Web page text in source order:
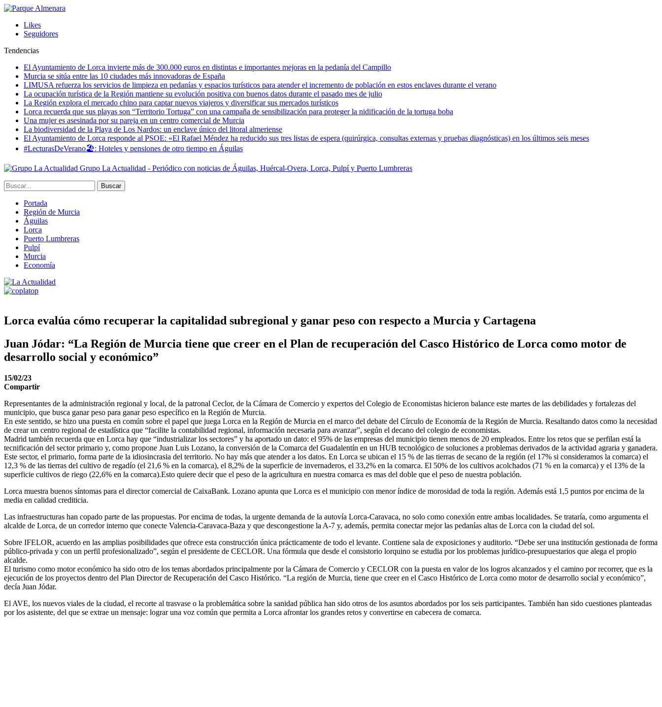
Likes
Seguidores
Tendencias
El Ayuntamiento de Lorca invierte más de 300.000 euros en distintas e importantes mejoras en la pedanía del Campillo
Murcia se sitúa entre las 10 ciudades más innovadoras de España
LIMUSA refuerza los servicios de limpieza en pedanías y espacios turísticos para atender el incremento de población en estos enclaves durante el verano
La ocupación turística de la Región mantiene su evolución positiva con buenos datos durante el pasado mes de julio
La Región explora el mercado chino para captar nuevos viajeros y diversificar sus mercados turísticos
Lorca recuerda que sus playas son “Territorio Tortuga” con una campaña de sensibilización para proteger la nidificación de la tortuga boba
Una mujer es asesinada por su pareja en un centro comercial de Murcia
La biodiversidad de la Playa de Los Nardos: un enclave único del litoral almeriense
El Ayuntamiento de Lorca responde al PSOE: «El Rafael Méndez ha reducido sus tres listas de espera (quirúrgica, consultas externas y pruebas diagnósticas) en los últimos seis meses
#LecturasDeVerano🏖: Hoteles y pensiones de otro tiempo en Águilas
Grupo La Actualidad - Periódico con noticias de Águilas, Huércal-Overa, Lorca, Pulpí y Puerto Lumbreras
Portada
Región de Murcia
Águilas
Lorca
Puerto Lumbreras
Pulpí
Murcia
Economía
Lorca evalúa cómo recuperar la capitalidad subregional y ganar peso con respecto a Murcia y Cartagena
Juan Jódar: “La Región de Murcia tiene que creer en el Plan de recuperación del Casco Histórico de Lorca como motor de
desarrollo social y económico”
15/02/23
Compartir
Representantes de la administración regional y local, de la patronal Ceclor, de la Cámara de Comercio y expertos del Colegio de Economistas hicieron balance este martes de las debilidades y fortalezas del
municipio, que busca ganar peso para ganar peso específico en la Región de Murcia.
En este sentido, se hizo una puesta en común sobre el papel que juega Lorca en la Región de Murcia en el marco del debate del Círculo de Economía de la Región de Murcia. Resaltando datos como la necesidad
de crear un centro regional de estadística que “facilite la contabilidad regional, información necesaria para avanzar”, según el decano del colegio de economistas.
Madrid también recuerda que en Lorca hay que “industrializar los sectores” y ha aportado un dato: el 95% de las empresas del municipio tienen menos de 20 empleados. Entre los retos que se perfilan está la
tecnificación del sector primario y, como propone Juan Luis Lozano, la conversión de la Comarca del Guadalentín en un HUB tecnológico de soluciones a problemas derivados de la actividad agraria y ganadera.
Este sector, el primario, forma parte de la idiosincrasia del territorio. No hay más que atender a los datos. En Lorca se ubican el 15 % de las tierras de secano de la región (el 17% si consideramos la comarca) el
12,3 % de las tierras del cultivo de regadío (el 21,6 % en la comarca), el 8,2% de la superficie de invernaderos, el 33,2% en la comarca. El 50% de los cultivos acolchados (71 % en la comarca) y el 13% de la
superficie cultivos de riego (22,6% en la comarca).Esto quiere decir que el peso de la agricultura en nuestra comarca es mas del doble que el peso de nuestra población.
Lorca muestra buenos síntomas para el director comercial de CaixaBank. Lozano apunta que Lorca es el municipio con menor índice de morosidad de toda la región. Además está 1,5 puntos por encima de la
media en calidad crediticia.
Las infraestructuras han copado parte de las propuestas. Por encima de todas, la urgente demanda de la autovía Lorca-Caravaca, no solo como conexión entre ambas localidades. Se trataría, como argumenta el
alcalde de Lorca, de un corredor interno que conecte Valencia-Caravaca-Baza y que descongestione la A-7 y, además, permita conectar mejor las pedanías altas de Lorca con la ciudad del sol.
Sobre IFELOR, acuerdo en las amplias posibilidades que ofrece esta construcción única prácticamente de todo el levante. Contiene sala de exposiciones y auditorio. “Debe ser una institución gestionada de forma
público-privada y con un perfil profesionalizado”, según el presidente de CECLOR. Una fórmula que desde el consistorio lorquino se estudia por los problemas jurídico-presupuestarios que alega el propio
alcalde.
El turismo como motor económico ha sido otro de los temas abordados principalmente por la Cámara de Comercio y CECLOR con la puesta en valor de los logros alcanzados y el camino por recorrer, que es la
ejecución de los proyectos dentro del Plan Director de Recuperación del Casco Histórico. “La región de Murcia, tiene que creer en el Casco Histórico de Lorca como motor de desarrollo social y económico”,
decía Juan Jódar.
El AVE, los nuevos viales de la ciudad, el recorte al trasvase o la problemática sobre la sanidad pública han sido otros de los asuntos abordados por los seis participantes. También han sido cuestiones planteadas
por los asistente, del que se extrae un mensaje: lograr una voz común que permita a Lorca afrontar los grandes retos y convertirse en cabecera de comarca.